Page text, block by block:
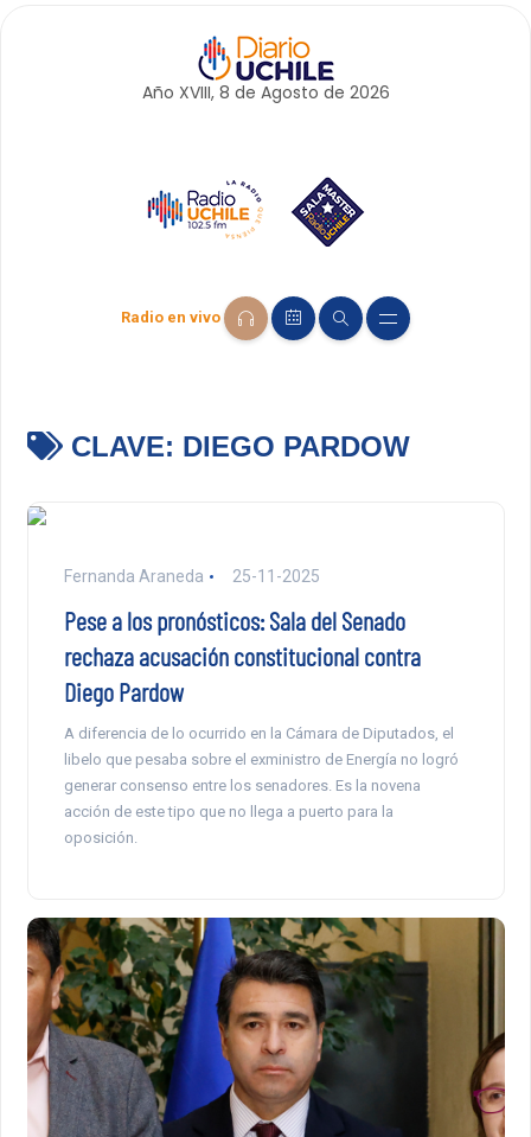
Año XVIII, 8 de Agosto de 2026
Radio en vivo
CLAVE: DIEGO PARDOW
Fernanda Araneda 25-11-2025
Pese a los pronósticos: Sala del Senado
rechaza acusación constitucional contra
Diego Pardow
A diferencia de lo ocurrido en la Cámara de Diputados, el
libelo que pesaba sobre el exministro de Energía no logró
generar consenso entre los senadores. Es la novena
acción de este tipo que no llega a puerto para la
oposición.